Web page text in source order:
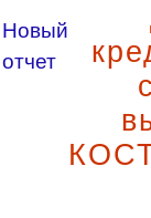
Новый
отчет